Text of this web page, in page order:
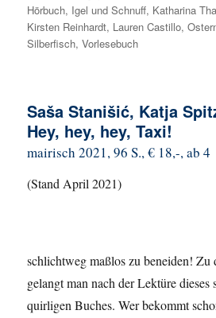
Hörbuch, Igel und Schnuff, Katharina
Kirsten Reinhardt, Lauren Castillo,
Silberfisch,Vorlesebuch
Saša Stanišić, Katja
Hey, hey, hey, Taxi!
mairisch 2021, 96 S., € 18,-, ab 4
(Stand April 2021)
schlichtweg maßlos zu beneiden! Zu
gelangt man nach der Lektüre dieses
quirligen Buches. Wer bekommt